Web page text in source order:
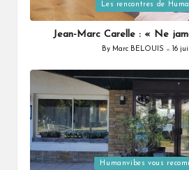
in
Les rencontres de
Jean-Marc Carelle : « Ne
Posted
By Marc BELOUIS 16
Posted
Humanvibes vous